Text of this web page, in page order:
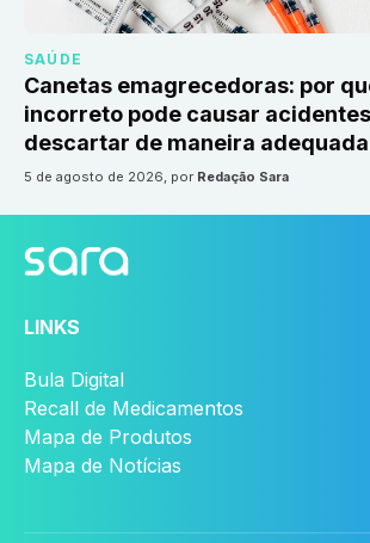
SAÚDE
Canetas emagrecedoras: por
incorreto pode causar
descartar de maneira adequada
5 de agosto de 2026, por Redação Sara
LINKS
Bula Digital
Recall de Medicamentos
Mapa de Produtos
Mapa de Notícias